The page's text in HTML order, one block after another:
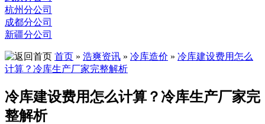
杭州分公司
成都分公司
新疆分公司
首页 » 浩爽资讯 » 冷库造价 » 冷库建设费用怎么
计算？冷库生产厂家完整解析
冷库建设费用怎么计算？冷库生产厂家完
整解析